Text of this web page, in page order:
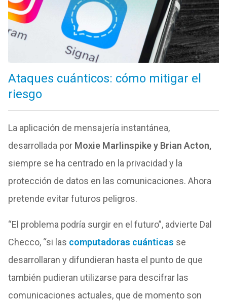
Ataques cuánticos: cómo mitigar el
riesgo
La aplicación de mensajería instantánea,
desarrollada por Moxie Marlinspike y Brian Acton,
siempre se ha centrado en la privacidad y la
protección de datos en las comunicaciones. Ahora
pretende evitar futuros peligros.
“El problema podría surgir en el futuro”, advierte Dal
Checco, “si las computadoras cuánticas se
desarrollaran y difundieran hasta el punto de que
también pudieran utilizarse para descifrar las
comunicaciones actuales, que de momento son